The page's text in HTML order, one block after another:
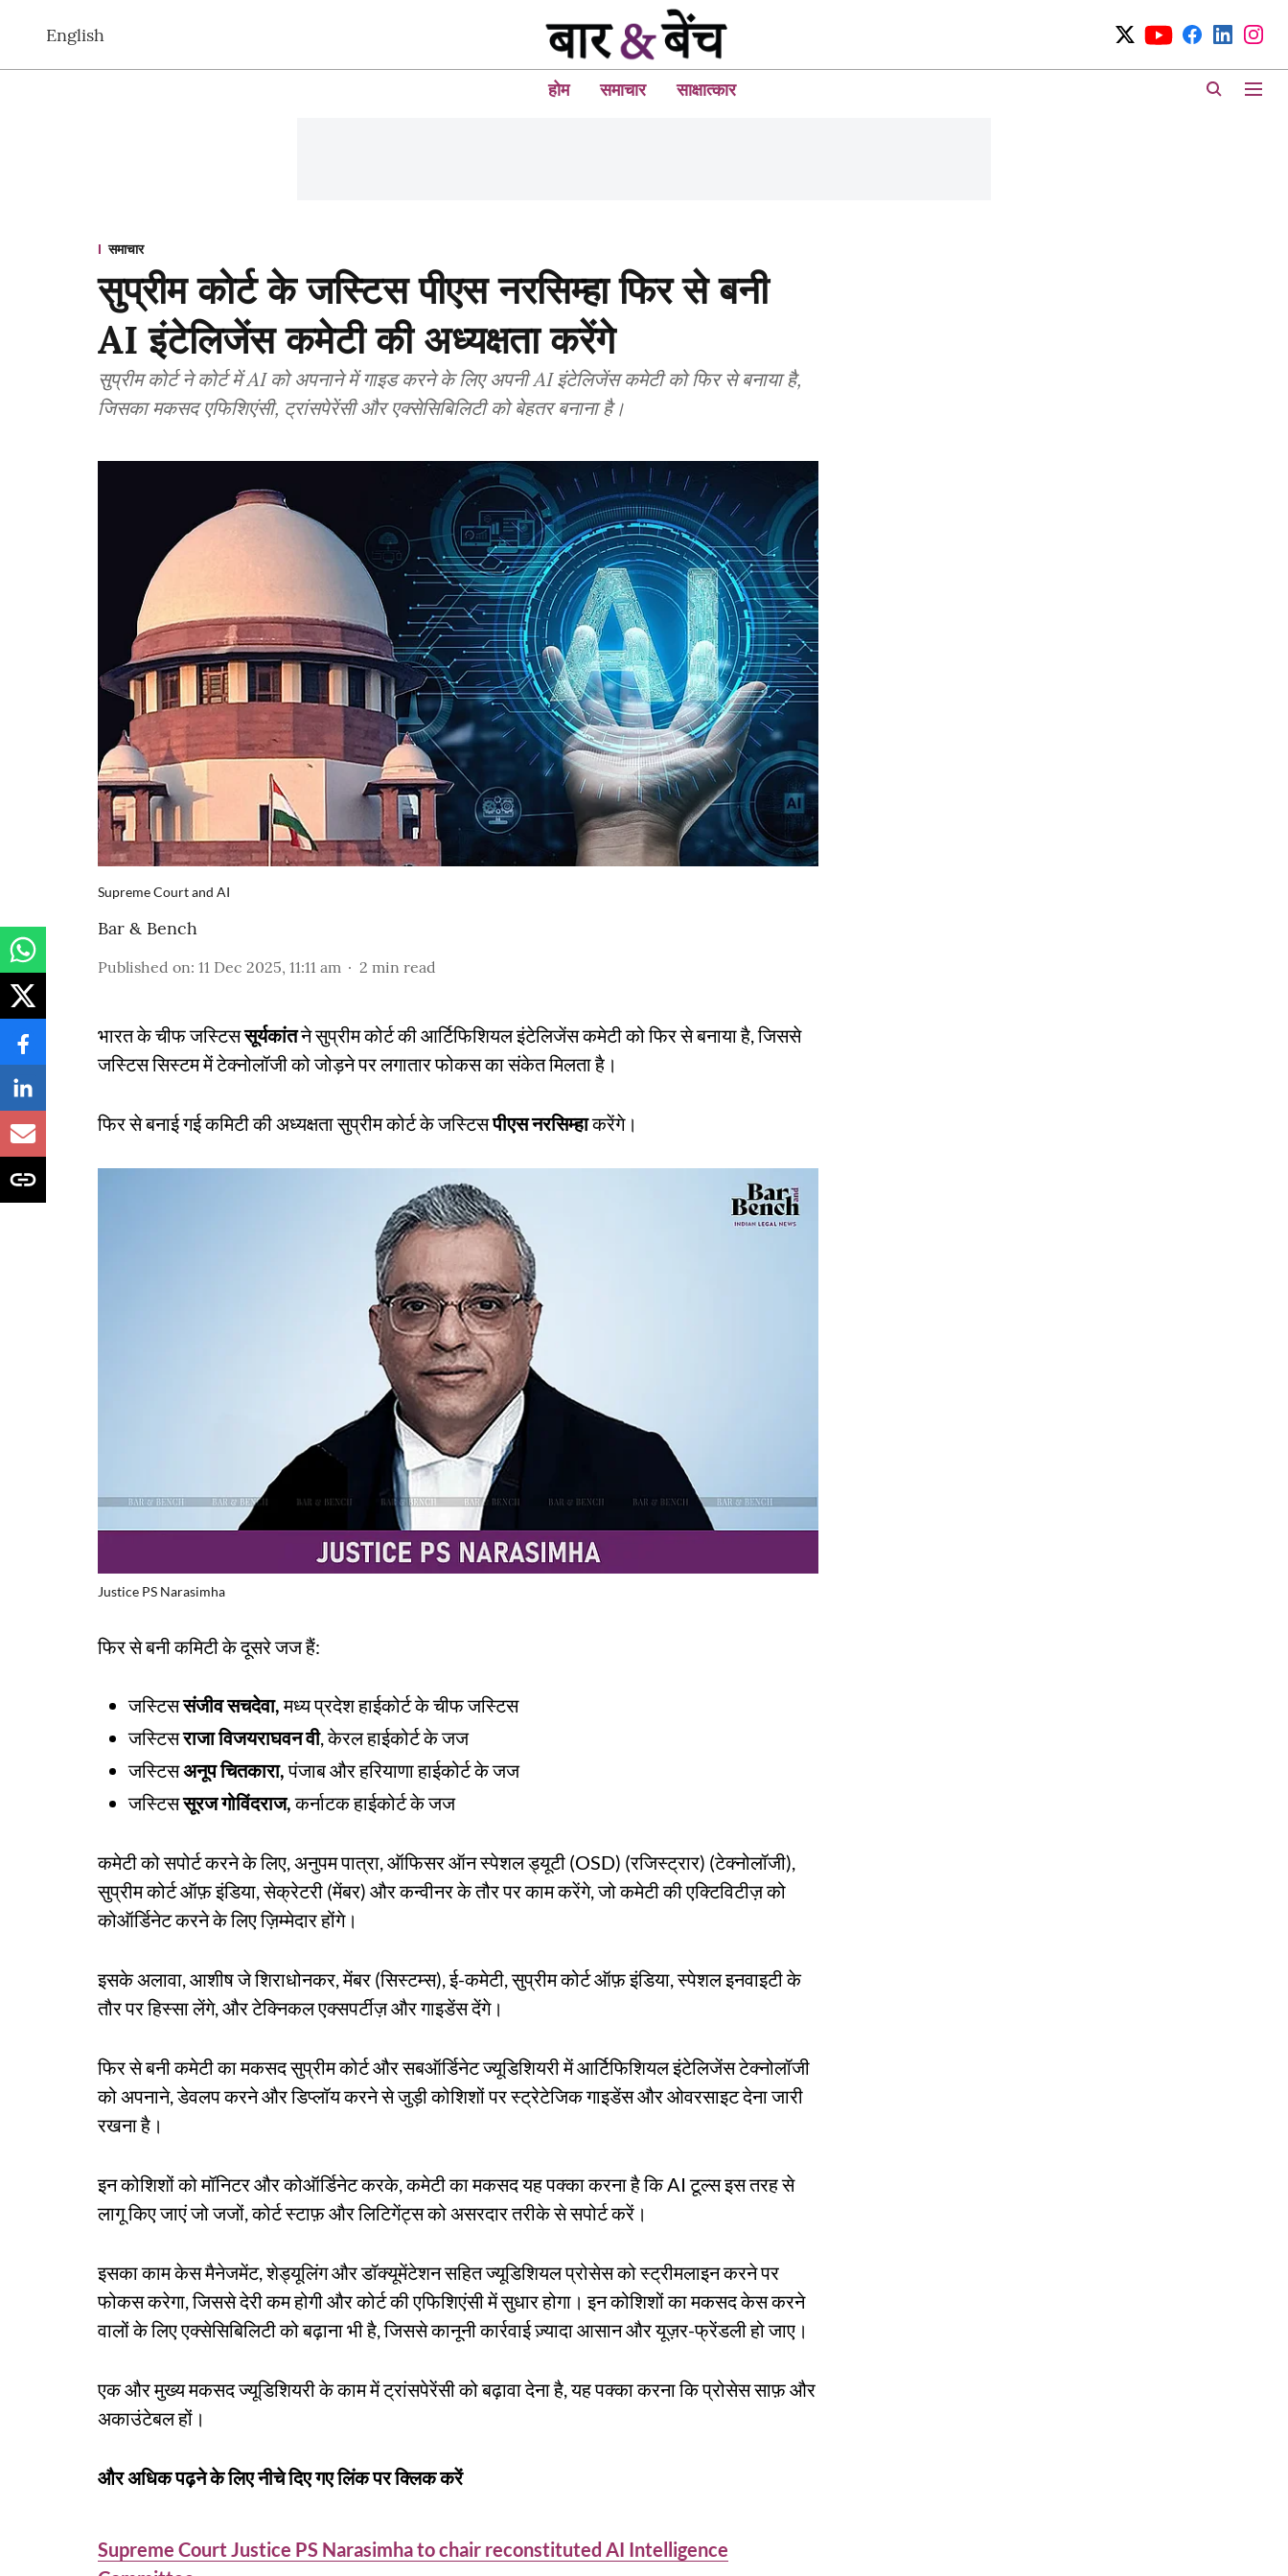
English
होम समाचार साक्षात्कार
समाचार
सुप्रीम कोर्ट के जस्टिस पीएस नरसिम्हा फिर से बनी
AI इंटेलिजेंस कमेटी की अध्यक्षता करेंगे
सुप्रीम कोर्ट ने कोर्ट में AI को अपनाने में गाइड करने के लिए अपनी AI इंटेलिजेंस कमेटी को फिर से बनाया है,
जिसका मकसद एफिशिएंसी, ट्रांसपेरेंसी और एक्सेसिबिलिटी को बेहतर बनाना है।
Supreme Court and AI
Bar & Bench
Published on: 11 Dec 2025, 11:11 am 2 min read
भारत के चीफ जस्टिससूर्यकांतने सुप्रीम कोर्ट की आर्टिफिशियल इंटेलिजेंस कमेटी को फिर से बनाया है, जिससे
जस्टिस सिस्टम में टेक्नोलॉजी को जोड़ने पर लगातार फोकस का संकेत मिलता है।
फिर से बनाई गई कमिटी की अध्यक्षता सुप्रीम कोर्ट के जस्टिसपीएस नरसिम्हाकरेंगे।
Justice PS Narasimha
फिर से बनी कमिटी के दूसरे जज हैं:
जस्टिससंजीव सचदेवा,मध्य प्रदेश हाईकोर्ट के चीफ जस्टिस
जस्टिसराजा विजयराघवन वी, केरल हाईकोर्ट के जज
जस्टिसअनूप चितकारा,पंजाब और हरियाणा हाईकोर्ट के जज
जस्टिससूरज गोविंदराज,कर्नाटक हाईकोर्ट के जज
कमेटी को सपोर्ट करने के लिए, अनुपम पात्रा, ऑफिसर ऑन स्पेशल ड्यूटी (OSD) (रजिस्ट्रार) (टेक्नोलॉजी),
सुप्रीम कोर्ट ऑफ़ इंडिया, सेक्रेटरी (मेंबर) और कन्वीनर के तौर पर काम करेंगे, जो कमेटी की एक्टिविटीज़ को
कोऑर्डिनेट करने के लिए ज़िम्मेदार होंगे।
इसके अलावा, आशीष जे शिराधोनकर, मेंबर (सिस्टम्स), ई-कमेटी, सुप्रीम कोर्ट ऑफ़ इंडिया, स्पेशल इनवाइटी के
तौर पर हिस्सा लेंगे, और टेक्निकल एक्सपर्टीज़ और गाइडेंस देंगे।
फिर से बनी कमेटी का मकसद सुप्रीम कोर्ट और सबऑर्डिनेट ज्यूडिशियरी में आर्टिफिशियल इंटेलिजेंस टेक्नोलॉजी
को अपनाने, डेवलप करने और डिप्लॉय करने से जुड़ी कोशिशों पर स्ट्रेटेजिक गाइडेंस और ओवरसाइट देना जारी
रखना है।
इन कोशिशों को मॉनिटर और कोऑर्डिनेट करके, कमेटी का मकसद यह पक्का करना है कि AI टूल्स इस तरह से
लागू किए जाएं जो जजों, कोर्ट स्टाफ़ और लिटिगेंट्स को असरदार तरीके से सपोर्ट करें।
इसका काम केस मैनेजमेंट, शेड्यूलिंग और डॉक्यूमेंटेशन सहित ज्यूडिशियल प्रोसेस को स्ट्रीमलाइन करने पर
फोकस करेगा, जिससे देरी कम होगी और कोर्ट की एफिशिएंसी में सुधार होगा। इन कोशिशों का मकसद केस करने
वालों के लिए एक्सेसिबिलिटी को बढ़ाना भी है, जिससे कानूनी कार्रवाई ज़्यादा आसान और यूज़र-फ्रेंडली हो जाए।
एक और मुख्य मकसद ज्यूडिशियरी के काम में ट्रांसपेरेंसी को बढ़ावा देना है, यह पक्का करना कि प्रोसेस साफ़ और
अकाउंटेबल हों।
और अधिक पढ़ने के लिए नीचे दिए गए लिंक पर क्लिक करें
Supreme Court Justice PS Narasimha to chair reconstituted AI Intelligence